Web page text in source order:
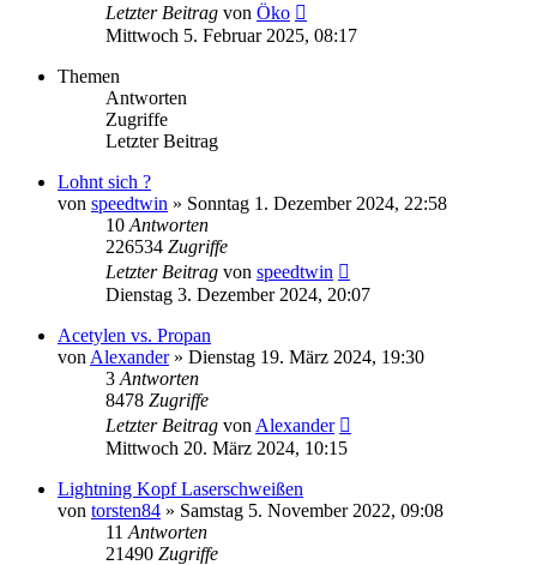
Letzter Beitrag von Öko
Mittwoch 5. Februar 2025, 08:17
Themen
Antworten
Zugriffe
Letzter Beitrag
Lohnt sich ?
von speedtwin » Sonntag 1. Dezember 2024, 22:58
10 Antworten
226534 Zugriffe
Letzter Beitrag von speedtwin
Dienstag 3. Dezember 2024, 20:07
Acetylen vs. Propan
von Alexander» Dienstag 19. März 2024, 19:30
3 Antworten
8478 Zugriffe
Letzter Beitrag von Alexander
Mittwoch 20. März 2024, 10:15
Lightning Kopf Laserschweißen
von torsten84 » Samstag 5. November 2022, 09:08
11 Antworten
21490 Zugriffe